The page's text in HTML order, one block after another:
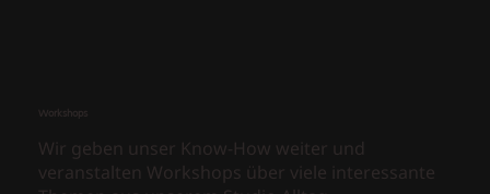
Workshops
Wir geben unser Know-How weiter und
veranstalten Workshops über viele interessante